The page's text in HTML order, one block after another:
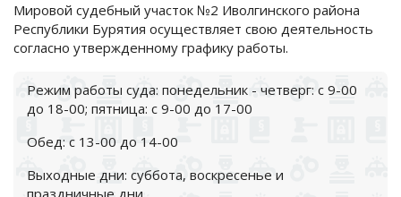
Мировой судебный участок №2 Иволгинского района
Республики Бурятия осуществляет свою деятельность
согласно утвержденному графику работы.
Режим работы суда: понедельник - четверг: с 9-00
до 18-00; пятница: с 9-00 до 17-00
Обед: с 13-00 до 14-00
Выходные дни: суббота, воскресенье и
праздничные дни